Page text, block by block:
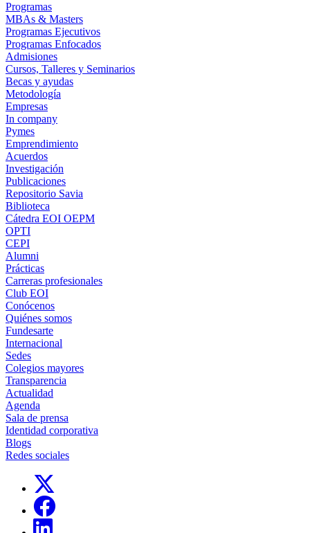
Programas
MBAs & Masters
Programas Ejecutivos
Programas Enfocados
Admisiones
Cursos, Talleres y Seminarios
Becas y ayudas
Metodología
Empresas
In company
Pymes
Emprendimiento
Acuerdos
Investigación
Publicaciones
Repositorio Savia
Biblioteca
Cátedra EOI OEPM
OPTI
CEPI
Alumni
Prácticas
Carreras profesionales
Club EOI
Conócenos
Quiénes somos
Fundesarte
Internacional
Sedes
Colegios mayores
Transparencia
Actualidad
Agenda
Sala de prensa
Identidad corporativa
Blogs
Redes sociales
Links, Opens in this window
Links, Opens in this window